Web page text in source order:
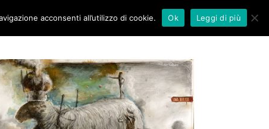
acconsenti all’utilizzo di cookie. Ok Leggi di più